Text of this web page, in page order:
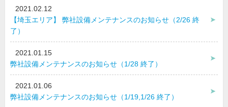
2021.02.12
【埼玉エリア】 弊社設備メンテナンスのお知らせ（2/26 終
了）
2021.01.15
弊社設備メンテナンスのお知らせ（1/28 終了）
2021.01.06
弊社設備メンテナンスのお知らせ（1/19,1/26 終了）